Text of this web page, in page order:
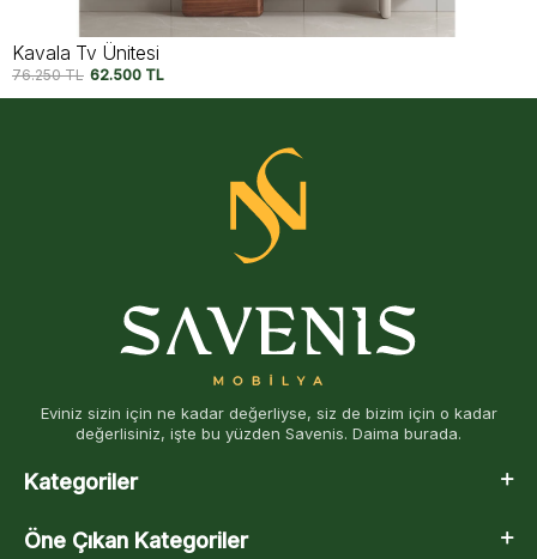
Kavala Tv Ünitesi
76.250TL 62.500 TL
Eviniz sizin için ne kadar değerliyse, siz de bizim için o kadar
değerlisiniz, işte bu yüzden Savenis. Daima burada.
Kategoriler
Öne Çıkan Kategoriler